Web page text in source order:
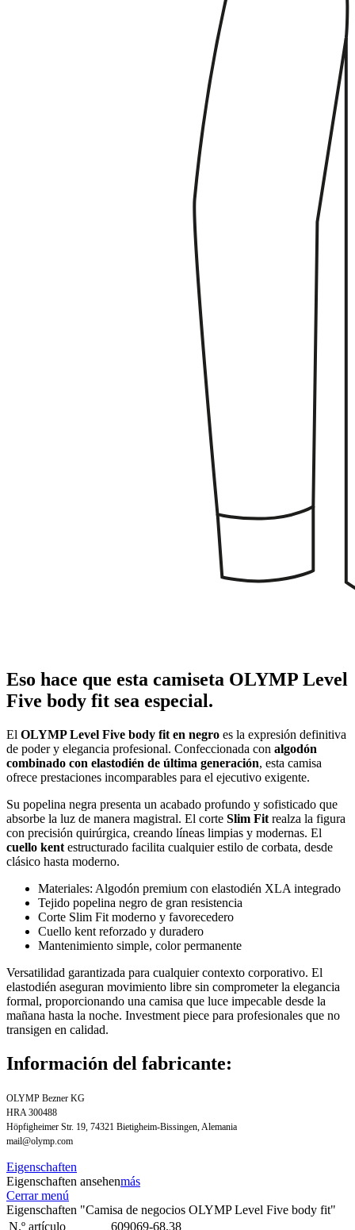
Eso hace que esta camiseta OLYMP Level
Five body fit sea especial.
El OLYMP Level Five body fit en negro es la expresión definitiva
de poder y elegancia profesional. Confeccionada con algodón
combinado con elastodién de última generación, esta camisa
ofrece prestaciones incomparables para el ejecutivo exigente.
Su popelina negra presenta un acabado profundo y sofisticado que
absorbe la luz de manera magistral. El corte Slim Fit realza la figura
con precisión quirúrgica, creando líneas limpias y modernas. El
cuello kent estructurado facilita cualquier estilo de corbata, desde
clásico hasta moderno.
Materiales: Algodón premium con elastodién XLA integrado
Tejido popelina negro de gran resistencia
Corte Slim Fit moderno y favorecedero
Cuello kent reforzado y duradero
Mantenimiento simple, color permanente
Versatilidad garantizada para cualquier contexto corporativo. El
elastodién aseguran movimiento libre sin comprometer la elegancia
formal, proporcionando una camisa que luce impecable desde la
mañana hasta la noche. Investment piece para profesionales que no
transigen en calidad.
Información del fabricante:
OLYMP Bezner KG
HRA 300488
Höpfigheimer Str. 19, 74321 Bietigheim-Bissingen, Alemania
mail@olymp.com
Eigenschaften
Eigenschaften ansehenmás
Cerrar menú
Eigenschaften "Camisa de negocios OLYMP Level Five body fit"
N.º artículo
609069-68.38